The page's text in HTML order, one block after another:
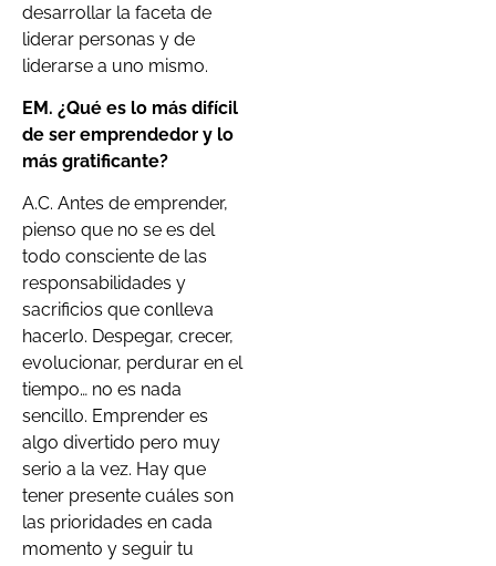
desarrollar la faceta de
liderar personas y de
liderarse a uno mismo.
EM. ¿Qué es lo más difícil
de ser emprendedor y lo
más gratificante?
A.C. Antes de emprender,
pienso que no se es del
todo consciente de las
responsabilidades y
sacrificios que conlleva
hacerlo. Despegar, crecer,
evolucionar, perdurar en el
tiempo… no es nada
sencillo. Emprender es
algo divertido pero muy
serio a la vez. Hay que
tener presente cuáles son
las prioridades en cada
momento y seguir tu